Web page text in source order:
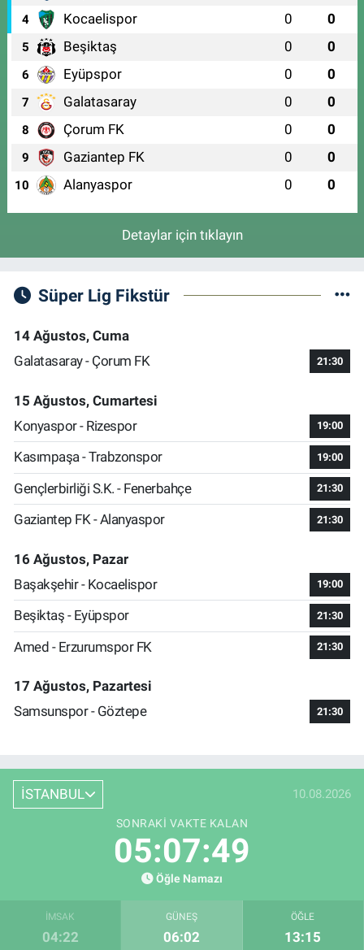
4 Kocaelispor 0 0
5 Beşiktaş 0 0
6 Eyüpspor 0 0
7 Galatasaray 0 0
8 Çorum FK 0 0
9 Gaziantep FK 0 0
10 Alanyaspor 0 0
Detaylar için tıklayın
Süper Lig Fikstür
14 Ağustos, Cuma
Galatasaray - Çorum FK
21:30
15 Ağustos, Cumartesi
Konyaspor - Rizespor
19:00
Kasımpaşa - Trabzonspor 19:00
Gençlerbirliği S.K. - Fenerbahçe 21:30
Gaziantep FK - Alanyaspor 21:30
16 Ağustos, Pazar
Başakşehir - Kocaelispor
19:00
Beşiktaş - Eyüpspor 21:30
Amed - Erzurumspor FK 21:30
17 Ağustos, Pazartesi
Samsunspor - Göztepe
21:30
İSTANBUL 10.08.2026
SONRAKI VAKTE KALAN
05:07:48
Öğle Namazı
İMSAK
04:22
GÜNEŞ
06:02
ÖĞLE
13:15